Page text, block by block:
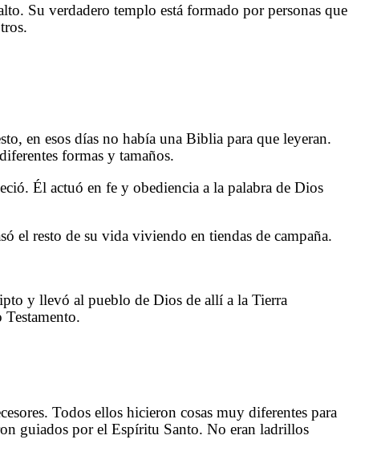
Su verdadero templo está formado por personas que
en esos días no había una Biblia para que leyeran.
formas y tamaños.
Él actuó en fe y obediencia a la palabra de Dios
el resto de su vida viviendo en tiendas de campaña.
y llevó al pueblo de Dios de allí a la Tierra
Todos ellos hicieron cosas muy diferentes para
guiados por el Espíritu Santo. No eran ladrillos